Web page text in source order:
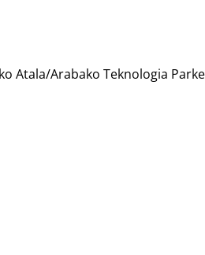
Atala/Arabako Teknologia